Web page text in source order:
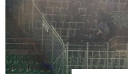
Untermenü
Untermenü
Untermenü